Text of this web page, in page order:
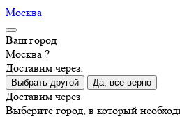
Москва
Ваш город
Москва ?
Доставим через:
Выбрать другой Да, все верно
Доставим через
Выберите город, в который